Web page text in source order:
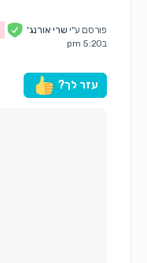
פורסם ע"י שרי אורנג'
ב5:20 pm
עזר לך?